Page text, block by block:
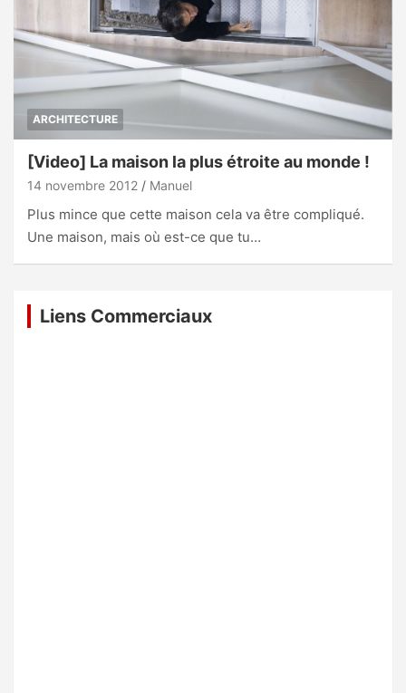
ARCHITECTURE
[Video] La maison la plus étroite au monde !
14 novembre 2012 Manuel
Plus mince que cette maison cela va être compliqué.
Une maison, mais où est-ce que tu…
Liens Commerciaux